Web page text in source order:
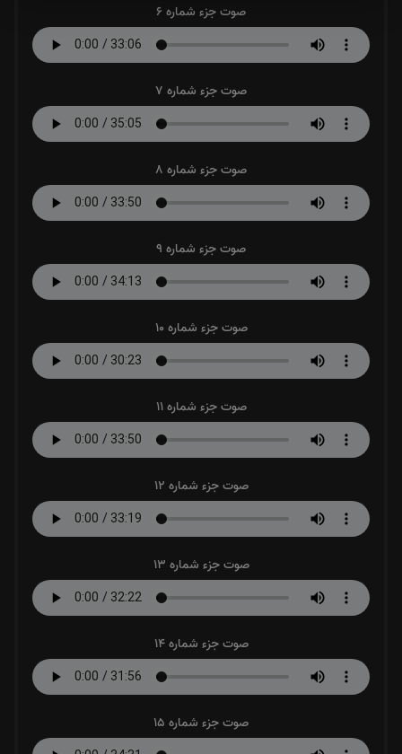
صوت جزء شماره 6
صوت جزء شماره 7
صوت جزء شماره 8
صوت جزء شماره 9
صوت جزء شماره 10
صوت جزء شماره 11
صوت جزء شماره 12
صوت جزء شماره 13
صوت جزء شماره 14
صوت جزء شماره 15